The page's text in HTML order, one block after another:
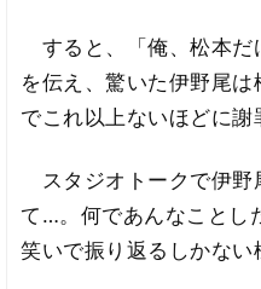
すると、「俺、松本だ
を伝え、驚いた伊野尾
でこれ以上ないほどに謝
スタジオトークで伊野
て…。何であんなことし
笑いで振り返るしかない